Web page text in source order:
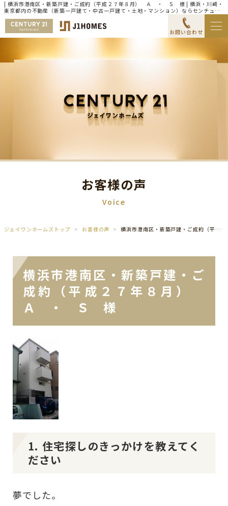
| 横浜市港南区・新築戸建・ご成約（平成２７年８月） Ａ ・ Ｓ 様 | 横浜・川崎・
東京都内の不動産（新築一戸建て・中古一戸建て・土地・マンション）ならセンチュリ
ー21ジェイワンホームズ
お問い合わせ
お客様の声
Voice
ジェイワンホームズトップ お客様の声 横浜市港南区・新築戸建・ご成約（平成２７年８月） Ａ ・ Ｓ 様
横浜市港南区・新築戸建・ご
成約（平成２７年８月）
Ａ ・ Ｓ 様
1. 住宅探しのきっかけを教えてく
ださい
夢でした。